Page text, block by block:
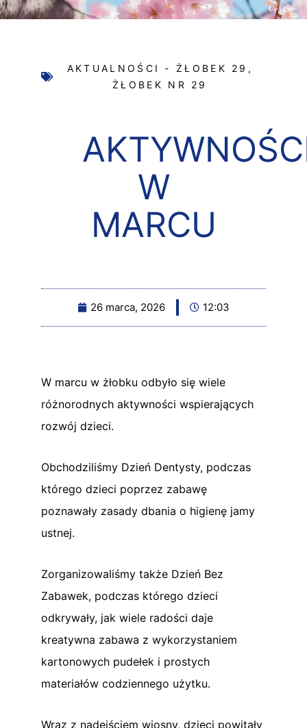
AKTUALNOŚCI - ŻŁOBEK 29 ,
ŻŁOBEK NR 29
W
MARCU
26 marca, 2026 12:03
W marcu w żłobku odbyło się wiele
różnorodnych aktywności wspierających
rozwój dzieci.
Obchodziliśmy Dzień Dentysty, podczas
którego dzieci poprzez zabawę
poznawały zasady dbania o higienę jamy
ustnej.
Zorganizowaliśmy także Dzień Bez
Zabawek, podczas którego dzieci
odkrywały, jak wiele radości daje
kreatywna zabawa z wykorzystaniem
kartonowych pudełek i prostych
materiałów codziennego użytku.
Wraz z nadejściem wiosny, dzieci powitały